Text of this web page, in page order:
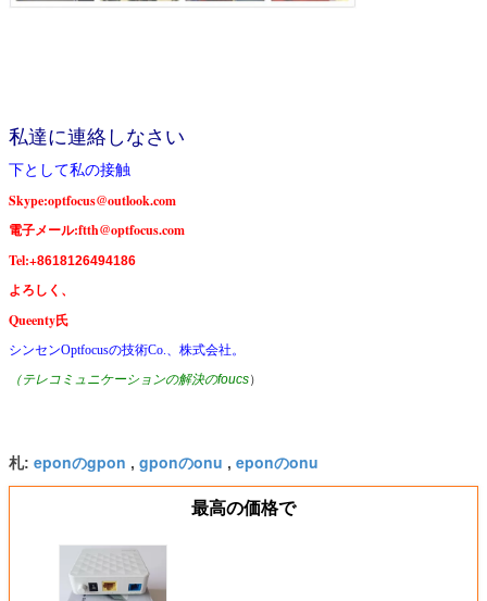
私達に連絡しなさい
下として私の接触
Skype:optfocus@outlook.com
電子メール:ftth@optfocus.com
Tel:+8618126494186
よろしく、
Queenty氏
シンセンOptfocusの技術Co.、株式会社。
（テレコミュニケーションの解決のfoucs）
札: eponのgpon , gponのonu , eponのonu
最高の価格で